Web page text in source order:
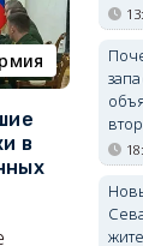
в
В
Там